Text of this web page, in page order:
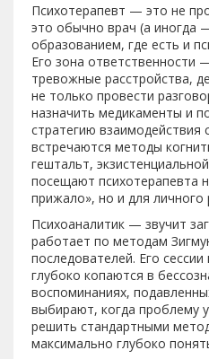
Психотерапевт — это не
это обычно врач (а иногда
образованием, где есть и
Его зона ответственности
тревожные расстройства,
не только провести
назначить медикаменты и
стратегию взаимодействия
встречаются методы
гештальт,
посещают психотерапевта
прижало», но и для личного
Психоаналитик — звучит
работает по методам
последователей. Его
глубоко копаются в
воспоминаниях,
выбирают, когда проблему
решить стандартными
максимально глубоко